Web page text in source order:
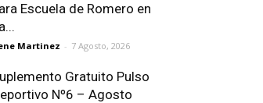
Escuela de Romero en
Martinez - 7 Agosto, 2026
Gratuito Pulso
Nº6 – Agosto